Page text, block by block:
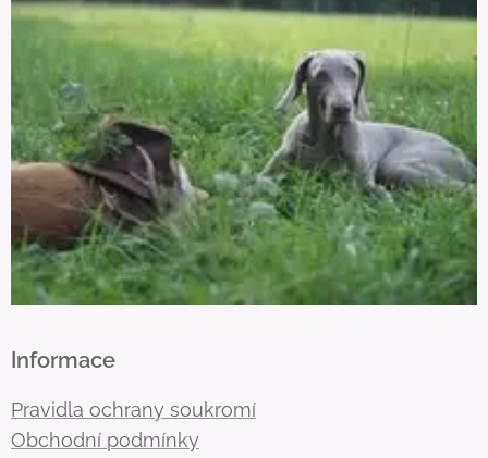
Informace
Pravidla ochrany soukromí
Obchodní podmínky